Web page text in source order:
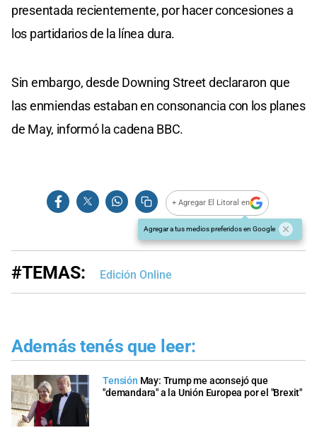
presentada recientemente, por hacer concesiones a
los partidarios de la línea dura.
Sin embargo, desde Downing Street declararon que
las enmiendas estaban en consonancia con los planes
de May, informó la cadena BBC.
+ Agregar El Litoral en
Agregar a tus medios preferidos en Google
#TEMAS: Edición Online
Además tenés que leer:
Tensión May: Trump me aconsejó que
"demandara" a la Unión Europea por el "Brexit"